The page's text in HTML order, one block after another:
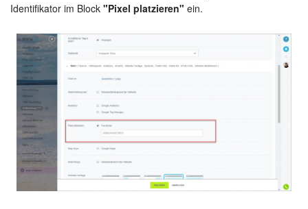
Bestandsverwaltung
Contact Center
Mitarbeiter-Widget
Marketing
Vertriebsstelle
CRM-Analytik
Identifikator im Block "Pixel platzieren" ein.